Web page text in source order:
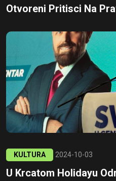
Otvoreni Pritisci Na
KULTURA 2024-10-03
U Krcatom Holidayu